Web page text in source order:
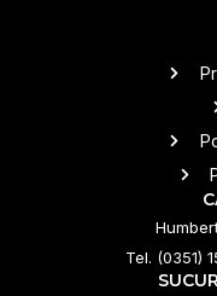
Tel. (0351)